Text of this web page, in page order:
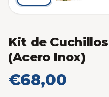
Kit de
(Acero Inox)
€68,00